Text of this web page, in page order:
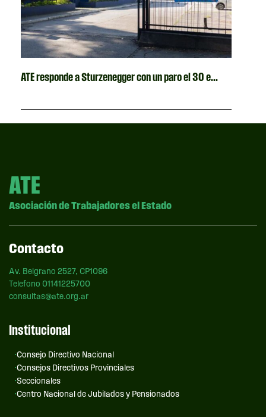
ATE responde a Sturzenegger con un paro el 30 e...
ATE
Asociación de Trabajadores el Estado
Contacto
Av. Belgrano 2527, CP1096
Telefono 01141225700
consultas@ate.org.ar
Institucional
Consejo Directivo Nacional
Consejos Directivos Provinciales
Seccionales
Centro Nacional de Jubilados y Pensionados